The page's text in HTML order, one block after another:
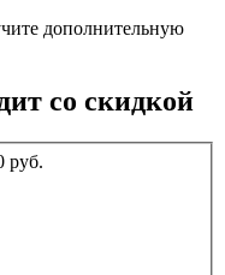
дополнительную
со скидкой
руб.